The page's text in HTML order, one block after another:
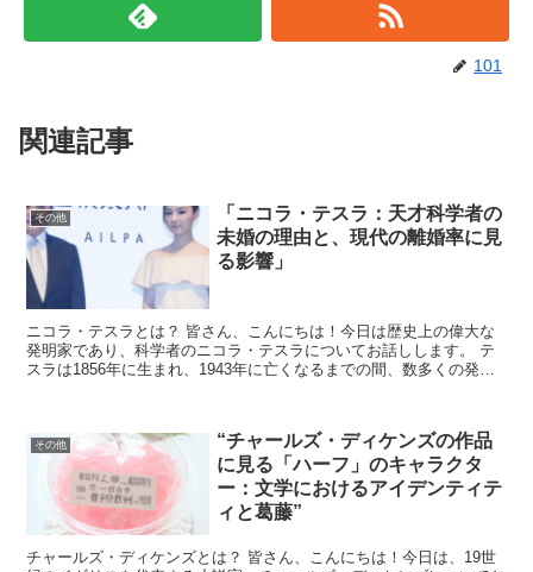
101
関連記事
その他
「ニコラ・テスラ：天才科学者の
未婚の理由と、現代の離婚率に見
る影響」
ニコラ・テスラとは？ 皆さん、こんにちは！今日は歴史上の偉大な
発明家であり、科学者のニコラ・テスラについてお話しします。 テ
スラは1856年に生まれ、1943年に亡くなるまでの間、数多くの発明
その他
“チャールズ・ディケンズの作品
に見る「ハーフ」のキャラクタ
ー：文学におけるアイデンティテ
ィと葛藤”
チャールズ・ディケンズとは？ 皆さん、こんにちは！今日は、19世